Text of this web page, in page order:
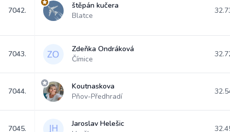
7042.
štěpán kučera
Blatce
7043.
Zdeňka Ondráková
Čímice
7044.
Koutnaskova
Pňov-Předhradí
7045.
Jaroslav Helešic